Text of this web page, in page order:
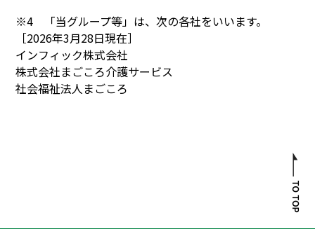
※4 「当グループ等」は、次の各社をいいます。
［2026年3月28日現在］
インフィック株式会社
株式会社まごころ介護サービス
社会福祉法人まごころ